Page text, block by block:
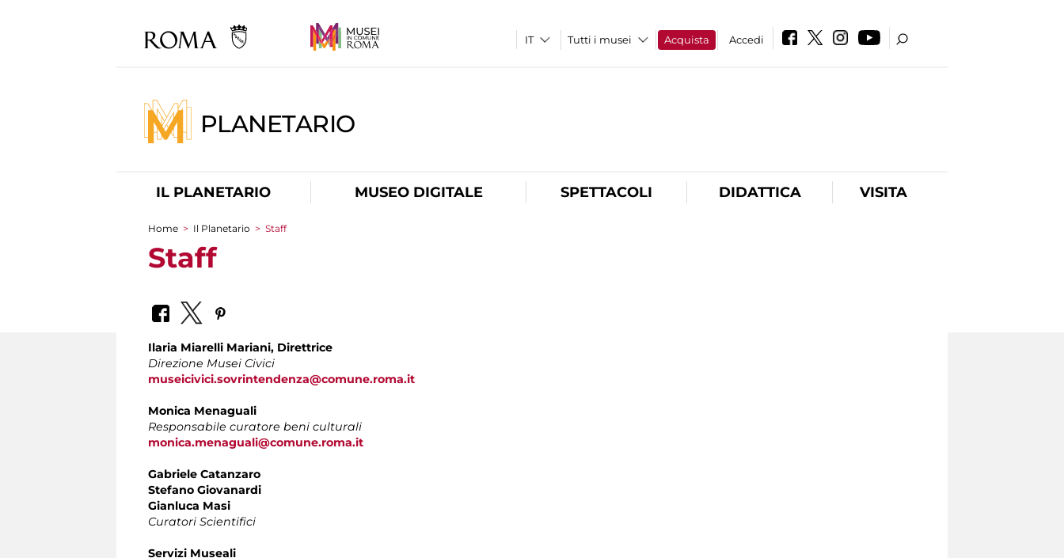
Tutti i musei Acquista Accedi
PLANETARIO
IL PLANETARIO MUSEO DIGITALE SPETTACOLI DIDATTICA VISITA
Tu sei qui
Home > Il Planetario > Staff
Staff
Ilaria Miarelli Mariani, Direttrice
Direzione Musei Civici
museicivici.sovrintendenza@comune.roma.it
Monica Menaguali
Responsabile curatore beni culturali
monica.menaguali@comune.roma.it
Gabriele Catanzaro
Stefano Giovanardi
Gianluca Masi
Curatori Scientifici
Servizi Museali